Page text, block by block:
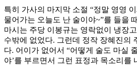
특히 가사의 마지막 소절 “정말 영영
물어가는 오늘도 난 술이야~”를 들을
마시는 주당 이봉규는 영락없이 냉장
수밖에 없었다. 그런데 정작 장혜진의
다. 어이가 없어서 “어떻게 술도 마실
야’를 부르면서 그런 표정과 목소리를